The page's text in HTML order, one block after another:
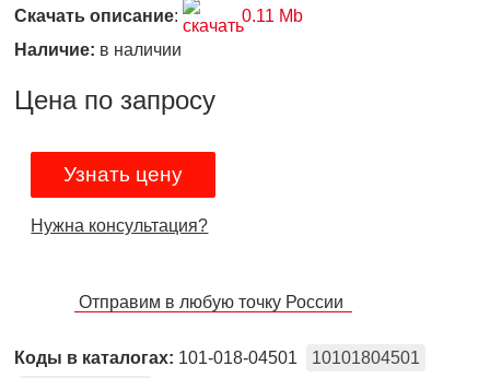
Скачать описание:
0.11 Mb
Наличие: в наличии
Цена по запросу
Узнать цену
Нужна консультация?
Отправим в любую точку России
Коды в каталогах: 101-018-04501
10101804501